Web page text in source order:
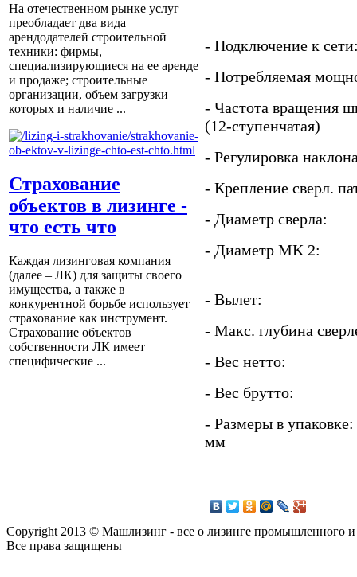
На отечественном рынке услуг
преобладает два вида
арендодателей строительной
техники: фирмы,
специализирующиеся на ее аренде
и продаже; строительные
организации, объем загрузки
которых и наличие ...
Страхование
объектов в лизинге -
что есть что
Каждая лизинговая компания
(далее – ЛК) для защиты своего
имущества, а также в
конкурентной борьбе использует
страхование как инструмент.
Страхование объектов
собственности ЛК имеет
специфические ...
- Подключение
- Потребляемая
- Частота
(12-ступенчатая)
- Регулировка
- Крепление
- Диаметр
- Диаметр
-
- Макс. глубина
- Вес
- Вес
- Размеры в
мм
Copyright 2013 © Машлизинг - все о лизинге промышленного и
Все права защищены